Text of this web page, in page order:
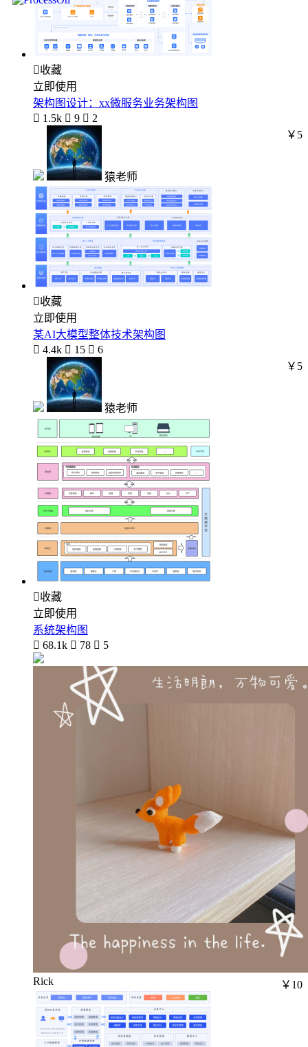
收藏
立即使用
架构图设计：xx微服务业务架构图
 1.5k  9  2
猿老师
￥5
收藏
立即使用
某AI大模型整体技术架构图
 4.4k  15  6
猿老师
￥5
收藏
立即使用
系统架构图
 68.1k  78  5
Rick ￥10